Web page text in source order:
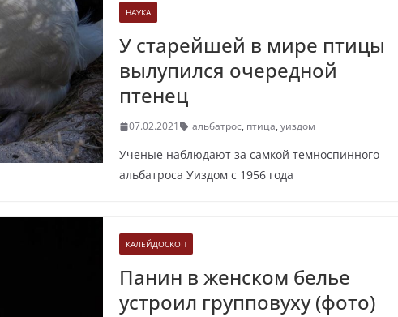
НАУКА
У старейшей в мире птицы
вылупился очередной
птенец
07.02.2021 альбатрос, птица, уиздом
Ученые наблюдают за самкой темноспинного
альбатроса Уиздом с 1956 года
КАЛЕЙДОСКОП
Панин в женском белье
устроил групповуху (фото)